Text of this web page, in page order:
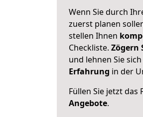
Wenn Sie durch
zuerst planen
stellen Ihnen
Checkliste. Zögern
und lehnen Sie
Erfahrung in der
Füllen Sie jetzt das
Angebote.